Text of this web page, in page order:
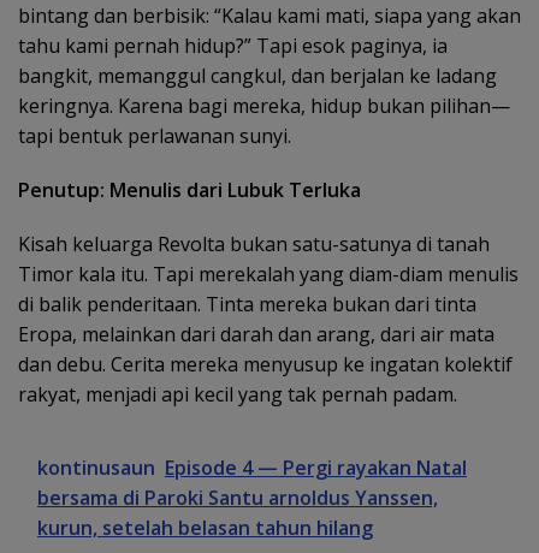
bintang dan berbisik: “Kalau kami mati, siapa yang akan
tahu kami pernah hidup?” Tapi esok paginya, ia
bangkit, memanggul cangkul, dan berjalan ke ladang
keringnya. Karena bagi mereka, hidup bukan pilihan—
tapi bentuk perlawanan sunyi.
Penutup: Menulis dari Lubuk Terluka
Kisah keluarga Revolta bukan satu-satunya di tanah
Timor kala itu. Tapi merekalah yang diam-diam menulis
di balik penderitaan. Tinta mereka bukan dari tinta
Eropa, melainkan dari darah dan arang, dari air mata
dan debu. Cerita mereka menyusup ke ingatan kolektif
rakyat, menjadi api kecil yang tak pernah padam.
kontinusaun Episode 4 — Pergi rayakan Natal
bersama di Paroki Santu arnoldus Yanssen,
kurun, setelah belasan tahun hilang